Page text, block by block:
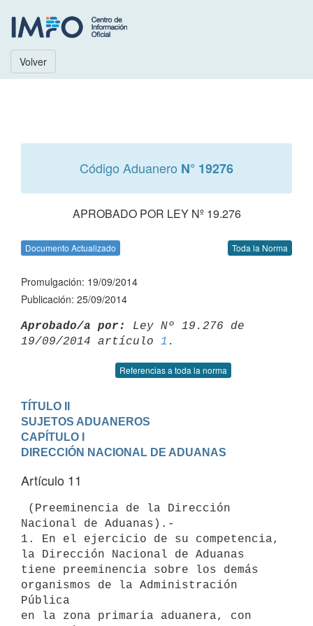
Volver
Código Aduanero N° 19276
APROBADO POR LEY Nº 19.276
Documento Actualizado Toda la Norma
Promulgación: 19/09/2014
Publicación: 25/09/2014
Aprobado/a por:
Ley Nº 19.276 de
19/09/2014 artículo 1
Referencias a toda la norma
TÍTULO II
SUJETOS ADUANEROS
CAPÍTULO I
DIRECCIÓN NACIONAL DE ADUANAS
Artículo 11
Nacional de Aduanas).-
1. En el ejercicio de su competencia,
la Dirección Nacional de Aduanas
tiene preeminencia sobre los demás
organismos de la Administración
Pública
en la zona primaria aduanera, con